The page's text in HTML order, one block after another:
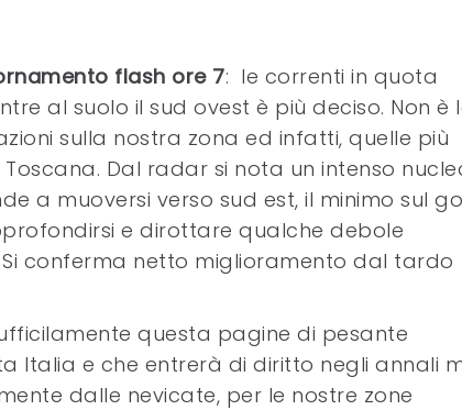
flash ore 7: le correnti in quota
al suolo il sud ovest è più deciso. Non è
sulla nostra zona ed infatti, quelle più
Dal radar si nota un intenso
a muoversi verso sud est, il minimo sul
e dirottare qualche debole
conferma netto miglioramento dal tardo
questa pagine di pesante
Italia e che entrerà di diritto negli annali
dalle nevicate, per le nostre zone